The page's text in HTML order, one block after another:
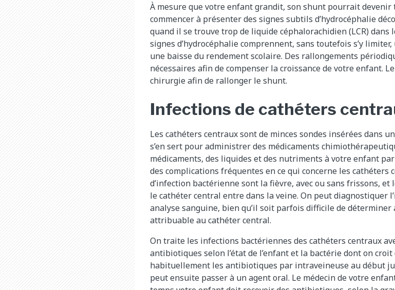
À mesure que votre enfant grandit, son shunt pourrait
commencer à présenter des signes subtils d’hydrocéphalie
quand il se trouve trop de liquide céphalorachidien (LCR) dans
signes d’hydrocéphalie comprennent, sans toutefois s’y
une baisse du rendement scolaire. Des rallongements
nécessaires afin de compenser la croissance de votre enfant.
chirurgie afin de rallonger le shunt.
Infections de cathéters
Les cathéters centraux sont de minces sondes insérées dans
s’en sert pour administrer des médicaments
médicaments, des liquides et des nutriments à votre enfant
des complications fréquentes en ce qui concerne les cathéters
d’infection bactérienne sont la fièvre, avec ou sans frissons, et
le cathéter central entre dans la veine. On peut diagnostiquer
analyse sanguine, bien qu’il soit parfois difficile de déterminer
attribuable au cathéter central.
On traite les infections bactériennes des cathéters centraux
antibiotiques selon l’état de l’enfant et la bactérie dont on croit
habituellement les antibiotiques par intraveineuse au début
peut ensuite passer à un agent oral. Le médecin de votre